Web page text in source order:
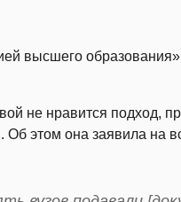
высшего образования»
не нравится подход,
Об этом она заявила на